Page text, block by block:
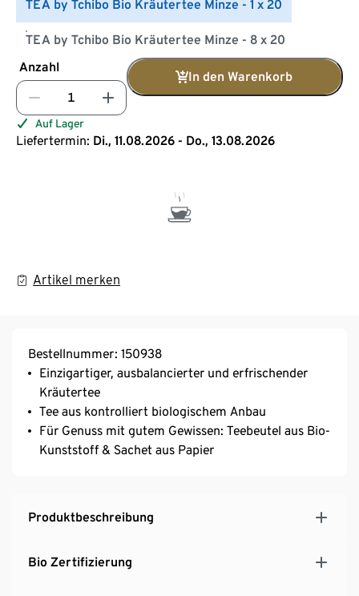
TEA by Tchibo Bio Kräutertee Minze - 1 x 20
TEA by Tchibo Bio Kräutertee Minze - 8 x 20
Anzahl
In den Warenkorb
Auf Lager
Liefertermin: Di., 11.08.2026 - Do., 13.08.2026
Artikel merken
Bestellnummer: 150938
Einzigartiger, ausbalancierter und erfrischender
Kräutertee
Tee aus kontrolliert biologischem Anbau
Für Genuss mit gutem Gewissen: Teebeutel aus Bio-
Kunststoff & Sachet aus Papier
Produktbeschreibung
Bio Zertifizierung